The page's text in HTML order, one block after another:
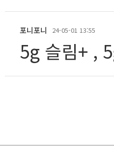
포니포니 24-05-01 13:55
5g 슬림+ ,